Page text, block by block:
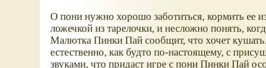
О пони нужно хорошо заботиться, кормить ее
ложечкой из тарелочки, и несложно понять,
Малютка Пинки Пай сообщит, что хочет
естественно, как будто по-настоящему, с
звуками, что придаст игре с пони Пинки Пай